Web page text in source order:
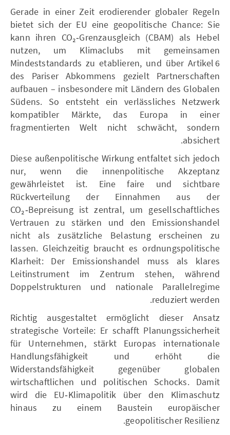
Gerade in einer Zeit erodierender globaler Regeln
bietet sich der EU eine geopolitische Chance: Sie
kann ihren CO₂‑Grenzausgleich (CBAM) als Hebel
nutzen, um Klimaclubs mit gemeinsamen
Mindeststandards zu etablieren, und über Artikel 6
des Pariser Abkommens gezielt Partnerschaften
aufbauen – insbesondere mit Ländern des Globalen
Südens. So entsteht ein verlässliches Netzwerk
kompatibler Märkte, das Europa in einer
fragmentierten Welt nicht schwächt, sondern
absichert.
Diese außenpolitische Wirkung entfaltet sich jedoch
nur, wenn die innenpolitische Akzeptanz
gewährleistet ist. Eine faire und sichtbare
Rückverteilung der Einnahmen aus der
CO₂‑Bepreisung ist zentral, um gesellschaftliches
Vertrauen zu stärken und den Emissionshandel
nicht als zusätzliche Belastung erscheinen zu
lassen. Gleichzeitig braucht es ordnungspolitische
Klarheit: Der Emissionshandel muss als klares
Leitinstrument im Zentrum stehen, während
Doppelstrukturen und nationale Parallelregime
reduziert werden.
Richtig ausgestaltet ermöglicht dieser Ansatz
strategische Vorteile: Er schafft Planungssicherheit
für Unternehmen, stärkt Europas internationale
Handlungsfähigkeit und erhöht die
Widerstandsfähigkeit gegenüber globalen
wirtschaftlichen und politischen Schocks. Damit
wird die EU‑Klimapolitik über den Klimaschutz
hinaus zu einem Baustein europäischer
geopolitischer Resilienz.